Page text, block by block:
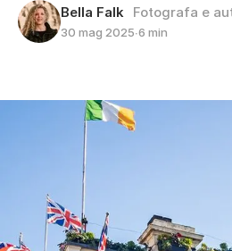
Bella Falk
30 mag 2025∙6 min